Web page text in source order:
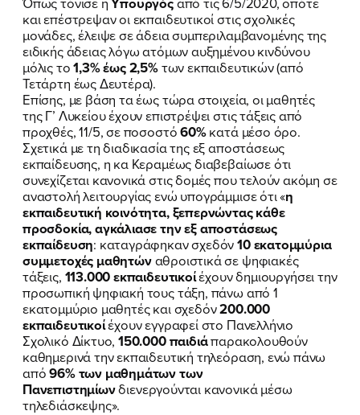
και επέστρεψαν οι εκπαιδευτικοί στις σχολικές
μονάδες, έλειψε σε άδεια συμπεριλαμβανομένης της
ειδικής άδειας λόγω ατόμων αυξημένου κινδύνου
μόλις το1,3% έως 2,5%των εκπαιδευτικών (από
Τετάρτη έως Δευτέρα).
Επίσης, με βάση τα έως τώρα στοιχεία, οι μαθητές
της Γ’ Λυκείου έχουν επιστρέψει στις τάξεις από
προχθές, 11/5, σε ποσοστό60%κατά μέσο όρο.
Σχετικά με τη διαδικασία της εξ αποστάσεως
εκπαίδευσης, η κα Κεραμέως διαβεβαίωσε ότι
συνεχίζεται κανονικά στις δομές που τελούν ακόμη σε
αναστολή λειτουργίας ενώ υπογράμμισε ότι «η
εκπαιδευτική κοινότητα, ξεπερνώντας κάθε
προσδοκία, αγκάλιασε την εξ αποστάσεως
εκπαίδευση: καταγράφηκαν σχεδόν10 εκατομμύρια
συμμετοχές μαθητώναθροιστικά σε ψηφιακές
τάξεις, 113.000 εκπαιδευτικοίέχουν δημιουργήσει την
προσωπική ψηφιακή τους τάξη, πάνω από 1
εκατομμύριο μαθητές και σχεδόν200.000
εκπαιδευτικοίέχουν εγγραφεί στο Πανελλήνιο
Σχολικό Δίκτυο,150.000 παιδιάπαρακολουθούν
καθημερινά την εκπαιδευτική τηλεόραση, ενώ πάνω
από96% των μαθημάτων των
Πανεπιστημίωνδιενεργούνται κανονικά μέσω
τηλεδιάσκεψης».